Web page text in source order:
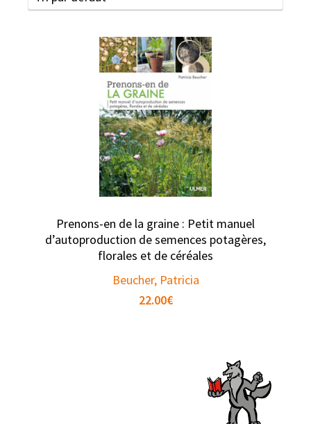
Prenons-en de la graine : Petit manuel
d’autoproduction de semences potagères,
florales et de céréales
Beucher, Patricia
22.00€